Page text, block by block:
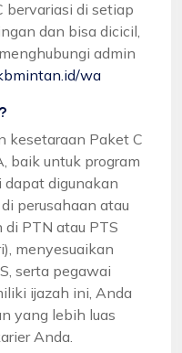
bervariasi di setiap
dan bisa dicicil,
admin
wa
kesetaraan Paket C
baik untuk program
dapat digunakan
perusahaan atau
PTN atau PTS
menyesuaikan
serta pegawai
ijazah ini, Anda
yang lebih luas
Anda.